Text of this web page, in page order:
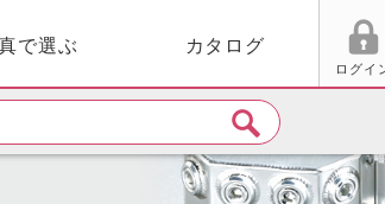
で選ぶ カタログ
ログイ